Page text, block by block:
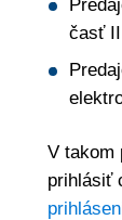
časť
V takom
prihlásiť